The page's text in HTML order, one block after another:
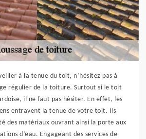
à la tenue du toit, n’hésitez pas à
régulier de la toiture. Surtout si le toit
il ne faut pas hésiter. En effet, les
entravent la tenue de votre toit. Ils
des matériaux ouvrant ainsi la porte aux
d’eau. Engageant des services de